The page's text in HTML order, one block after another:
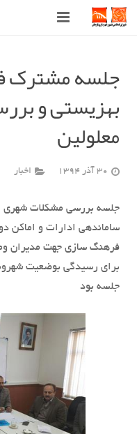
شهرداری
شورای اسلامی شهر قوچان
اخبار روز
قوچان
ارتباط با ما
جلسه مشترک
بهزیستی و
معلولین
30 آذر 1394 اخبار
جلسه بررسی مشکلات شهری
ساماندهی ادارات و اماکن
فرهنگ سازی جهت مدیران
برای رسیدگی بوضعیت
جلسه بود